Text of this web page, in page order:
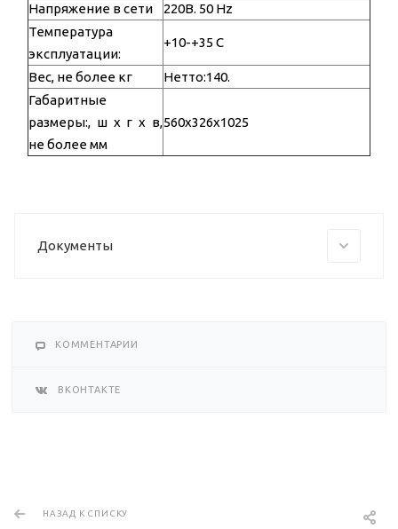
Напряжение в сети
220В. 50 Hz
Температура
эксплуатации:
+10-+35 С
Вес, не более кг
Нетто:140.
Габаритные
размеры:, ш х г х в,
не более мм
560х326х1025
Документы
КОММЕНТАРИИ
ВКОНТАКТЕ
НАЗАД К СПИСКУ